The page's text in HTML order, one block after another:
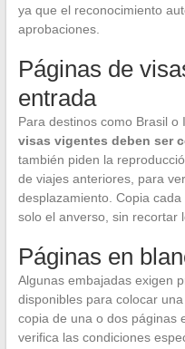
ya que el reconocimiento
aprobaciones.
Páginas de
entrada
Para destinos como Brasil o
visas vigentes deben ser
también piden la
de viajes anteriores, para
desplazamiento. Copia
solo el anverso, sin recortar
Páginas en
Algunas embajadas exigen
disponibles para colocar
copia de una o dos páginas
verifica las condiciones